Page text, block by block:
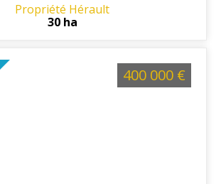
Propriété Hérault
30 ha
400 000 €